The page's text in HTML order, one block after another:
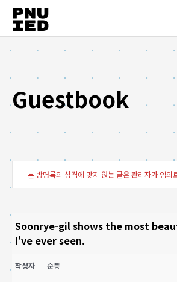
Guestbook
본 방명록의 성격에 맞지 않는 글은 관리자가 임의
Soonrye-gil shows the most
I've ever seen.
작성자 순풍